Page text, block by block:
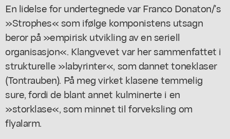
En lidelse for undertegnede var Franco Donaton/'s
»Strophes« som ifølge komponistens utsagn
beror på »empirisk utvikling av en seriell
organisasjon«. Klangvevet var her sammenfattet i
strukturelle »labyrinter«, som dannet toneklaser
(Tontrauben). På meg virket klasene temmelig
sure, fordi de blant annet kulminerte i en
»storklase«, som minnet til forveksling om
flyalarm.